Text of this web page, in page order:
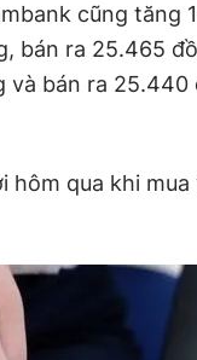
cũng tăng
bán ra 25.465
và bán ra
hôm qua khi mua